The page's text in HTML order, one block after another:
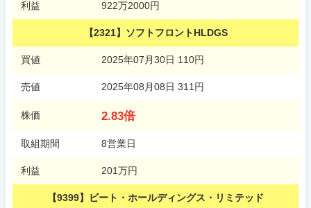
利益 922万2000円
【2321】ソフトフロントHLDGS
買値 2025年07月30日 110円
売値 2025年08月08日 311円
株価 2.83倍
取組期間 8営業日
利益 201万円
【9399】ビート・ホールディングス・リミテッド